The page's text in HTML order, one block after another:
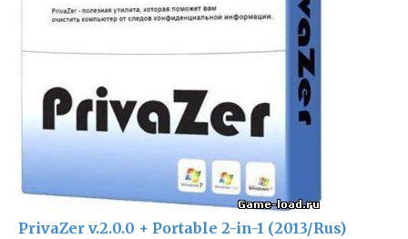
PrivaZer v.2.0.0 + Portable 2-in-1 (2013/Rus)